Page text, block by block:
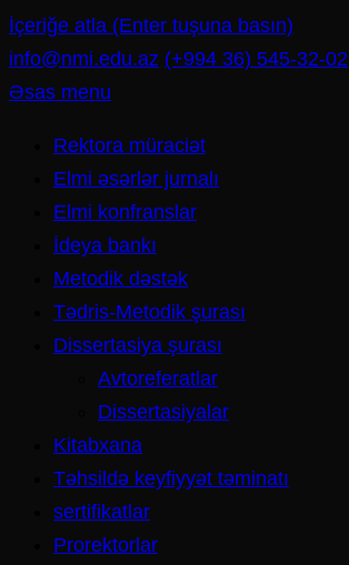
İçeriğe atla (Enter tuşuna basın)
info@nmi.edu.az (+994 36) 545-32-02
Əsas menu
Rektora müraciət
Elmi əsərlər jurnalı
Elmi konfranslar
İdeya bankı
Metodik dəstək
Tədris-Metodik şurası
Dissertasiya şurası
Avtoreferatlar
Dissertasiyalar
Kitabxana
Təhsildə keyfiyyət təminatı
sertifikatlar
Prorektorlar